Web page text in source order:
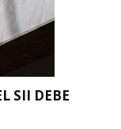
SII DEBE